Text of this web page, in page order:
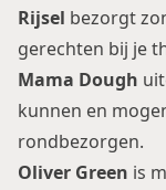
Rijsel bezorgt
gerechten bij je
Mama Dough
kunnen en
rondbezorgen.
Oliver Green is